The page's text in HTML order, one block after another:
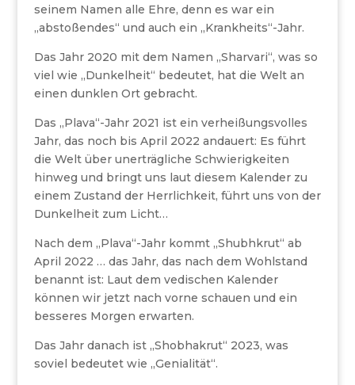
seinem Namen alle Ehre, denn es war ein
„abstoßendes“ und auch ein „Krankheits“-Jahr.
Das Jahr 2020 mit dem Namen „Sharvari“, was so
viel wie „Dunkelheit“ bedeutet, hat die Welt an
einen dunklen Ort gebracht.
Das „Plava“-Jahr 2021 ist ein verheißungsvolles
Jahr, das noch bis April 2022 andauert: Es führt
die Welt über unerträgliche Schwierigkeiten
hinweg und bringt uns laut diesem Kalender zu
einem Zustand der Herrlichkeit, führt uns von der
Dunkelheit zum Licht…
Nach dem „Plava“-Jahr kommt „Shubhkrut“ ab
April 2022 … das Jahr, das nach dem Wohlstand
benannt ist: Laut dem vedischen Kalender
können wir jetzt nach vorne schauen und ein
besseres Morgen erwarten.
Das Jahr danach ist „Shobhakrut“ 2023, was
soviel bedeutet wie „Genialität“.